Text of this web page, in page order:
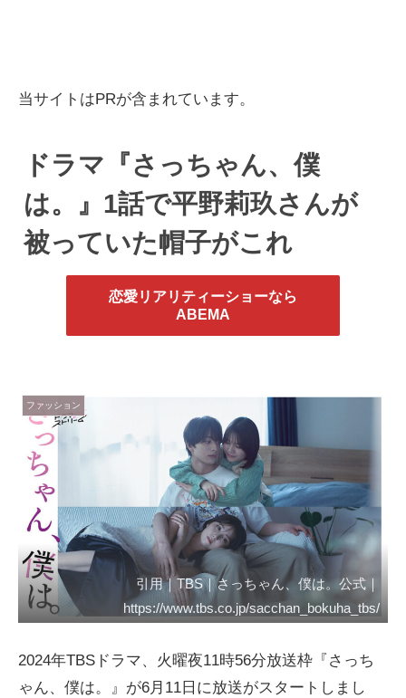
当サイトはPRが含まれています。
ドラマ『さっちゃん、僕
は。』1話で平野莉玖さんが
被っていた帽子がこれ
恋愛リアリティーショーなら
ABEMA
ファッション
引用｜TBS｜さっちゃん、僕は。公式｜
https://www.tbs.co.jp/sacchan_bokuha_tbs/
2024年TBSドラマ、火曜夜11時56分放送枠『さっち
ゃん、僕は。』が6月11日に放送がスタートしまし